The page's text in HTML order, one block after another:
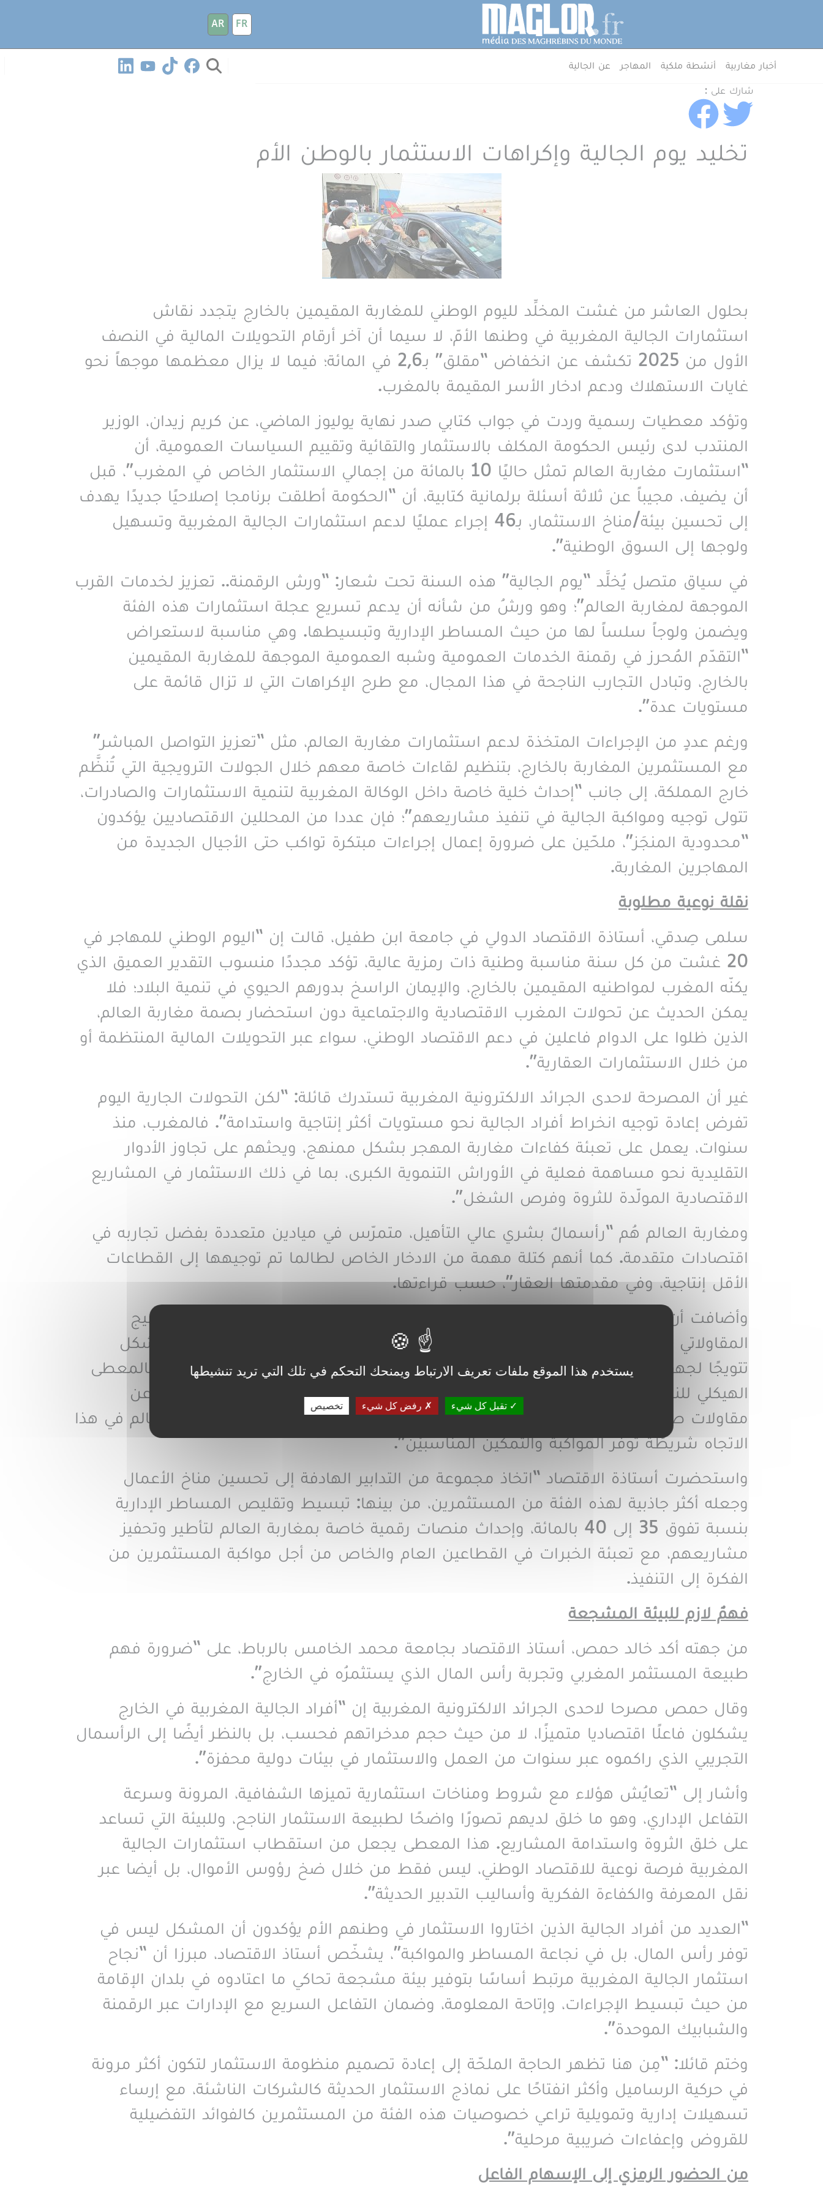
FR
AR
MenuArab
أخبار مغاربية أنشطة ملكية المهاجر عن الجالية
شارك على :
تخليد يوم الجالية وإكراهات الاستثمار بالوطن الأم
بحلول العاشر من غشت المخلِّد لليوم الوطني للمغاربة المقيمين بالخارج يتجدد نقاش
استثمارات الجالية المغربية في وطنها الأمّ، لا سيما أن آخر أرقام التحويلات المالية في النصف
الأول من 2025 تكشف عن انخفاض “مقلق” بـ2,6 في المائة؛ فيما لا يزال معظمها موجهاً نحو
غايات الاستهلاك ودعم ادخار الأسر المقيمة بالمغرب.
وتؤكد معطيات رسمية وردت في جواب كتابي صدر نهاية يوليوز الماضي، عن كريم زيدان، الوزير
المنتدب لدى رئيس الحكومة المكلف بالاستثمار والتقائية وتقييم السياسات العمومية، أن
“استثمارت مغاربة العالم تمثل حاليًا 10 بالمائة من إجمالي الاستثمار الخاص في المغرب”، قبل
أن يضيف، مجيباً عن ثلاثة أسئلة برلمانية كتابية، أن “الحكومة أطلقت برنامجا إصلاحيًا جديدًا يهدف
إلى تحسين بيئة/مناخ الاستثمار، بـ46 إجراء عمليًا لدعم استثمارات الجالية المغربية وتسهيل
ولوجها إلى السوق الوطنية”.
في سياق متصل يُخلَّد “يوم الجالية” هذه السنة تحت شعار: “ورش الرقمنة.. تعزيز لخدمات القرب
الموجهة لمغاربة العالم”؛ وهو ورشُ من شأنه أن يدعم تسريع عجلة استثمارات هذه الفئة
ويضمن ولوجاً سلساً لها من حيث المساطر الإدارية وتبسيطها. وهي مناسبة لاستعراض
“التقدّم المُحرز في رقمنة الخدمات العمومية وشبه العمومية الموجهة للمغاربة المقيمين
بالخارج، وتبادل التجارب الناجحة في هذا المجال، مع طرح الإكراهات التي لا تزال قائمة على
مستويات عدة”.
ورغم عددٍ من الإجراءات المتخذة لدعم استثمارات مغاربة العالم، مثل “تعزيز التواصل المباشر”
مع المستثمرين المغاربة بالخارج، بتنظيم لقاءات خاصة معهم خلال الجولات الترويجية التي تُنظَّم
خارج المملكة، إلى جانب “إحداث خلية خاصة داخل الوكالة المغربية لتنمية الاستثمارات والصادرات،
تتولى توجيه ومواكبة الجالية في تنفيذ مشاريعهم”؛ فإن عددا من المحللين الاقتصاديين يؤكدون
“محدودية المنجَز”، ملحّين على ضرورة إعمال إجراءات مبتكرة تواكب حتى الأجيال الجديدة من
المهاجرين المغاربة.
نقلة نوعية مطلوبة
سلمى صِدقي، أستاذة الاقتصاد الدولي في جامعة ابن طفيل، قالت إن “اليوم الوطني للمهاجر في
20 غشت من كل سنة مناسبة وطنية ذات رمزية عالية، تؤكد مجددًا منسوب التقدير العميق الذي
يكنّه المغرب لمواطنيه المقيمين بالخارج، والإيمان الراسخ بدورهم الحيوي في تنمية البلاد؛ فلا
يمكن الحديث عن تحولات المغرب الاقتصادية والاجتماعية دون استحضار بصمة مغاربة العالم،
الذين ظلوا على الدوام فاعلين في دعم الاقتصاد الوطني، سواء عبر التحويلات المالية المنتظمة أو
من خلال الاستثمارات العقارية”.
غير أن المصرحة لاحدى الجرائد الالكترونية المغربية تستدرك قائلة: “لكن التحولات الجارية اليوم
تفرض إعادة توجيه انخراط أفراد الجالية نحو مستويات أكثر إنتاجية واستدامة”. فالمغرب، منذ
سنوات، يعمل على تعبئة كفاءات مغاربة المهجر بشكل ممنهج، ويحثهم على تجاوز الأدوار
التقليدية نحو مساهمة فعلية في الأوراش التنموية الكبرى، بما في ذلك الاستثمار في المشاريع
الاقتصادية المولّدة للثروة وفرص الشغل”.
ومغاربة العالم هُم “رأسمالٌ بشري عالي التأهيل، متمرّس في ميادين متعددة بفضل تجاربه في
اقتصادات متقدمة. كما أنهم كتلة مهمة من الادخار الخاص لطالما تم توجيهها إلى القطاعات
الأقل إنتاجية، وفي مقدمتها العقار”، حسب قراءتها.
وأضافت أن “المبادرة الوطنية الرامية إلى تشجيع مغاربة العالم على الاستثمار في النسيج
المقاولاتي الوطني، خاصة في المشاريع الصغيرة والمتوسطة، تمثل نقلة نوعية، وقد تشكل
تتويجًا لجهود متواصلة تبذلها الدولة لتوسيع نطاق مساهمتهم في الاقتصاد الوطني. فالمعطى
الهيكلي للنسيج الاقتصادي المغربي يُظهر أن أزيد من 90 بالمائة من المقاولات عبارة عن
مقاولات صغيرة ومتوسطة، وهو ما يفتح آفاقًا كبيرة أمام استثمار مدخرات مغاربة العالم في هذا
الاتجاه شريطَة توفر المواكبة والتمكين المناسبيْن”.
واستحضرت أستاذة الاقتصاد “اتخاذ مجموعة من التدابير الهادفة إلى تحسين مناخ الأعمال
وجعله أكثر جاذبية لهذه الفئة من المستثمرين، من بينها: تبسيط وتقليص المساطر الإدارية
بنسبة تفوق 35 إلى 40 بالمائة، وإحداث منصات رقمية خاصة بمغاربة العالم لتأطير وتحفيز
مشاريعهم، مع تعبئة الخبرات في القطاعين العام والخاص من أجل مواكبة المستثمرين من
الفكرة إلى التنفيذ.
فهمٌ لازم للبيئة المشجعة
من جهته أكد خالد حمص، أستاذ الاقتصاد بجامعة محمد الخامس بالرباط، على “ضرورة فهم
طبيعة المستثمر المغربي وتجربة رأس المال الذي يستثمرُه في الخارج”.
وقال حمص مصرحا لاحدى الجرائد الالكترونية المغربية إن “أفراد الجالية المغربية في الخارج
يشكلون فاعلًا اقتصاديا متميزًا، لا من حيث حجم مدخراتهم فحسب، بل بالنظر أيضًا إلى الرأسمال
التجريبي الذي راكموه عبر سنوات من العمل والاستثمار في بيئات دولية محفزة”.
وأشار إلى “تعايُش هؤلاء مع شروط ومناخات استثمارية تميزها الشفافية، المرونة وسرعة
التفاعل الإداري، وهو ما خلق لديهم تصورًا واضحًا لطبيعة الاستثمار الناجح، وللبيئة التي تساعد
على خلق الثروة واستدامة المشاريع. هذا المعطى يجعل من استقطاب استثمارات الجالية
المغربية فرصة نوعية للاقتصاد الوطني، ليس فقط من خلال ضخ رؤوس الأموال، بل أيضا عبر
نقل المعرفة والكفاءة الفكرية وأساليب التدبير الحديثة”.
“العديد من أفراد الجالية الذين اختاروا الاستثمار في وطنهم الأم يؤكدون أن المشكل ليس في
توفر رأس المال، بل في نجاعة المساطر والمواكبة”، يشخّص أستاذ الاقتصاد، مبرزا أن “نجاح
استثمار الجالية المغربية مرتبط أساسًا بتوفير بيئة مشجعة تحاكي ما اعتادوه في بلدان الإقامة
من حيث تبسيط الإجراءات، وإتاحة المعلومة، وضمان التفاعل السريع مع الإدارات عبر الرقمنة
والشبابيك الموحدة”.
وختم قائلا: “مِن هنا تظهر الحاجة الملحّة إلى إعادة تصميم منظومة الاستثمار لتكون أكثر مرونة
في حركية الرساميل وأكثر انفتاحًا على نماذج الاستثمار الحديثة كالشركات الناشئة، مع إرساء
تسهيلات إدارية وتمويلية تراعي خصوصيات هذه الفئة من المستثمرين كالفوائد التفضيلية
للقروض وإعفاءات ضريبية مرحلية”.
من الحضور الرمزي إلى الإسهام الفاعل
يستخدم هذا الموقع ملفات تعريف الارتباط ويمنحك التحكم في تلك التي تريد تنشيطها
تقبل كل شيء رفض كل شيء تخصيص